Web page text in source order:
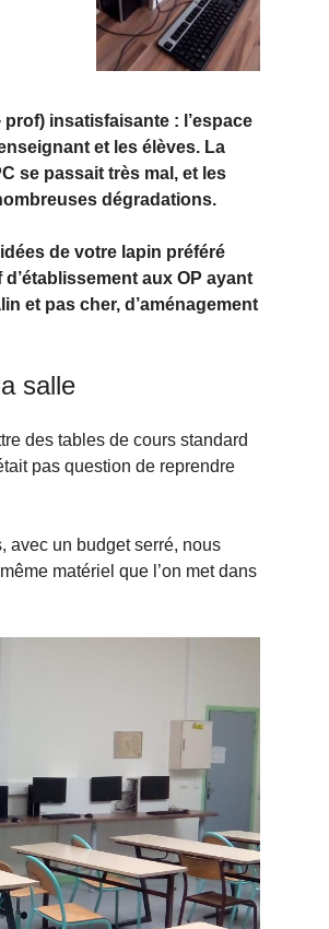
insatisfaisante : l’espace
et les élèves. La
se passait très mal, et les
dégradations.
de votre lapin préféré
aux OP ayant
et pas cher, d’aménagement
salle
des tables de cours standard
pas question de reprendre
avec un budget serré, nous
matériel que l’on met dans